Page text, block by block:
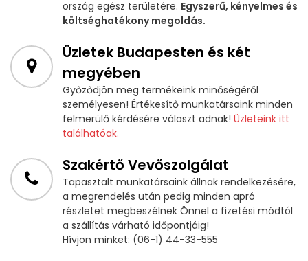
ország egész területére. Egyszerű, kényelmes és
költséghatékony megoldás.
Üzletek Budapesten és két
megyében
Győződjön meg termékeink minőségéről
személyesen! Értékesítő munkatársaink minden
felmerülő kérdésére választ adnak! Üzleteink itt
találhatóak.
Szakértő Vevőszolgálat
Tapasztalt munkatársaink állnak rendelkezésére,
a megrendelés után pedig minden apró
részletet megbeszélnek Önnel a fizetési módtól
a szállítás várható időpontjáig!
Hívjon minket: (06-1) 44-33-555